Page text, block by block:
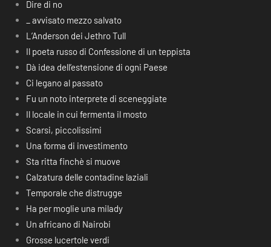
Dire di no
_ avvisato mezzo salvato
L’Anderson dei Jethro Tull
Il poeta russo di Confessione di un teppista
Dà idea dell’estensione di ogni Paese
Ci legano al passato
Fu un noto interprete di sceneggiate
Il locale in cui fermenta il mosto
Scarsi, piccolissimi
Una forma di investimento
Sta ritta finchè si muove
Calzatura delle contadine laziali
Temporale che distrugge
Ha per moglie una milady
Un africano di Nairobi
Grosse lucertole verdi